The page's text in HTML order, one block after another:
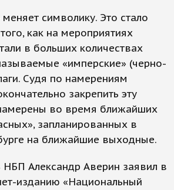
символику. Это стало
как на мероприятиях
в больших количествах
«имперские» (черно-
Судя по намерениям
закрепить эту
во время ближайших
запланированных в
на ближайшие выходные.
НБП Александр Аверин заявил в
изданию «Национальный